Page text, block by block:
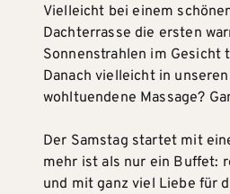
Vielleicht bei einem
Dachterrasse die ersten
Sonnenstrahlen im Gesicht
Danach vielleicht in unseren
wohltuendene Massage?
Der Samstag startet mit
mehr ist als nur ein Buffet:
und mit ganz viel Liebe für